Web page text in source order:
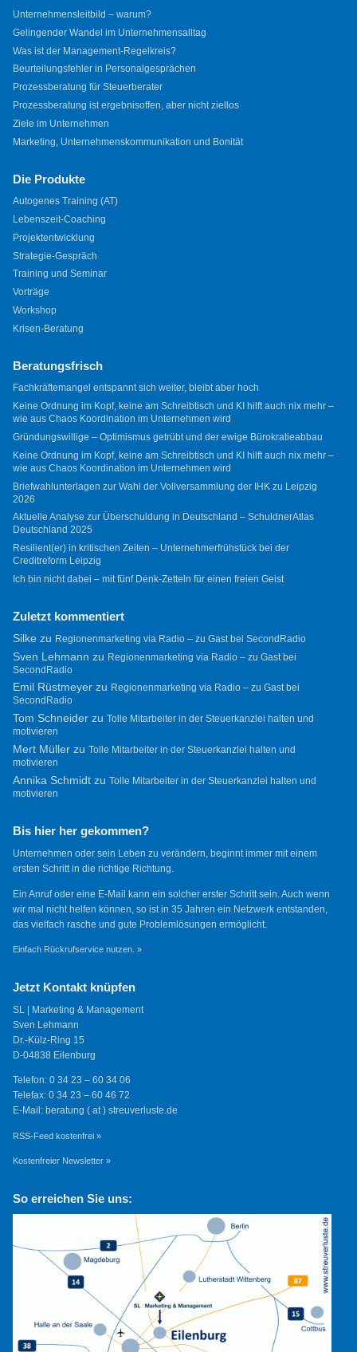
Unternehmensleitbild – warum?
Gelingender Wandel im Unternehmensalltag
Was ist der Management-Regelkreis?
Beurteilungsfehler in Personalgesprächen
Prozessberatung für Steuerberater
Prozessberatung ist ergebnisoffen, aber nicht ziellos
Ziele im Unternehmen
Marketing, Unternehmenskommunikation und Bonität
Die Produkte
Autogenes Training (AT)
Lebenszeit-Coaching
Projektentwicklung
Strategie-Gespräch
Training und Seminar
Vorträge
Workshop
Krisen-Beratung
Beratungsfrisch
Fachkräftemangel entspannt sich weiter, bleibt aber hoch
Keine Ordnung im Kopf, keine am Schreibtisch und KI hilft auch nix mehr –
wie aus Chaos Koordination im Unternehmen wird
Gründungswillige – Optimismus getrübt und der ewige Bürokratieabbau
Keine Ordnung im Kopf, keine am Schreibtisch und KI hilft auch nix mehr –
wie aus Chaos Koordination im Unternehmen wird
Briefwahlunterlagen zur Wahl der Vollversammlung der IHK zu Leipzig
2026
Aktuelle Analyse zur Überschuldung in Deutschland – SchuldnerAtlas
Deutschland 2025
Resilient(er) in kritischen Zeiten – Unternehmerfrühstück bei der
Creditreform Leipzig
Ich bin nicht dabei – mit fünf Denk-Zetteln für einen freien Geist
Zuletzt kommentiert
Silkezu Regionenmarketing via Radio – zu Gast bei SecondRadio
Sven Lehmann zu Regionenmarketing via Radio – zu Gast bei
SecondRadio
Emil Rüstmeyerzu Regionenmarketing via Radio – zu Gast bei
SecondRadio
Tom Schneiderzu Tolle Mitarbeiter in der Steuerkanzlei halten und
motivieren
Mert Müllerzu Tolle Mitarbeiter in der Steuerkanzlei halten und
motivieren
Annika Schmidtzu Tolle Mitarbeiter in der Steuerkanzlei halten und
motivieren
Bis hier her gekommen?
Unternehmen oder sein Leben zu verändern, beginnt immer mit einem
ersten Schritt in die richtige Richtung.
Ein Anruf oder eine E-Mail kann ein solcher erster Schritt sein. Auch wenn
wir mal nicht helfen können, so ist in 35 Jahren ein Netzwerk entstanden,
das vielfach rasche und gute Problemlösungen ermöglicht.
Einfach Rückrufservice nutzen. »
Jetzt Kontakt knüpfen
SL | Marketing & Management
Sven Lehmann
Dr.-Külz-Ring 15
D-04838 Eilenburg
Telefon: 0 34 23 – 60 34 06
Telefax: 0 34 23 – 60 46 72
E-Mail: beratung ( at ) streuverluste.de
RSS-Feed kostenfrei »
Kostenfreier Newsletter »
So erreichen Sie uns: